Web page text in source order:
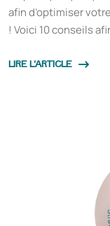
afin d’optimiser
! Voici 10 conseils
LIRE L'ARTICLE